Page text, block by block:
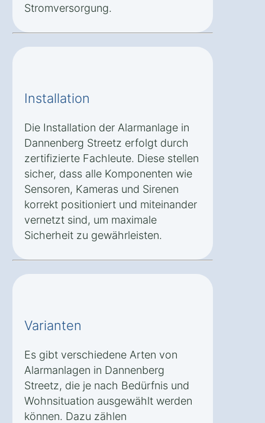
Stromversorgung.
Installation
Die Installation der Alarmanlage in
Dannenberg Streetz erfolgt durch
zertifizierte Fachleute. Diese stellen
sicher, dass alle Komponenten wie
Sensoren, Kameras und Sirenen
korrekt positioniert und miteinander
vernetzt sind, um maximale
Sicherheit zu gewährleisten.
Varianten
Es gibt verschiedene Arten von
Alarmanlagen in Dannenberg
Streetz, die je nach Bedürfnis und
Wohnsituation ausgewählt werden
können. Dazu zählen